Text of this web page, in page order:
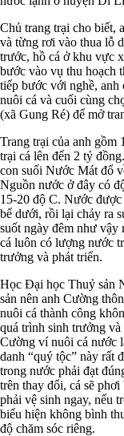
Chủ trang trại cho biết,
và từng rơi vào thua lỗ
trước, hồ cá ở khu vực
bước vào vụ thu hoạch
tiếp bước với nghề,
nuôi cá và cuối cùng
(xã Gung Ré) để mở
Trang trại của anh gồm
trại cá lên đến 2 tỷ
con suối Nước Mát đổ
Nguồn nước ở đây có
15-20 độ C. Nước được
bể dưới, rồi lại chảy ra
suốt ngày đêm như vậy
cá luôn có lượng nước
trưởng và phát triển.
Học Đại học Thuỷ sản
sản nên anh Cường
nuôi cá thành công
quá trình sinh trưởng
Cường ví nuôi cá nước
danh “quý tộc” này rất
trong nước phải đạt
trên thay đổi, cá sẽ
phải vệ sinh ngay, nếu
biểu hiện không bình
độ chăm sóc riêng.